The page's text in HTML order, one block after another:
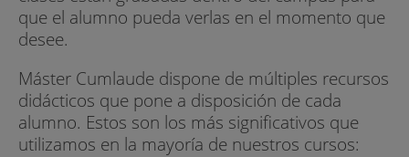
que el alumno pueda verlas en el momento que
desee.
Máster Cumlaude dispone de múltiples recursos
didácticos que pone a disposición de cada
alumno. Estos son los más significativos que
utilizamos en la mayoría de nuestros cursos: